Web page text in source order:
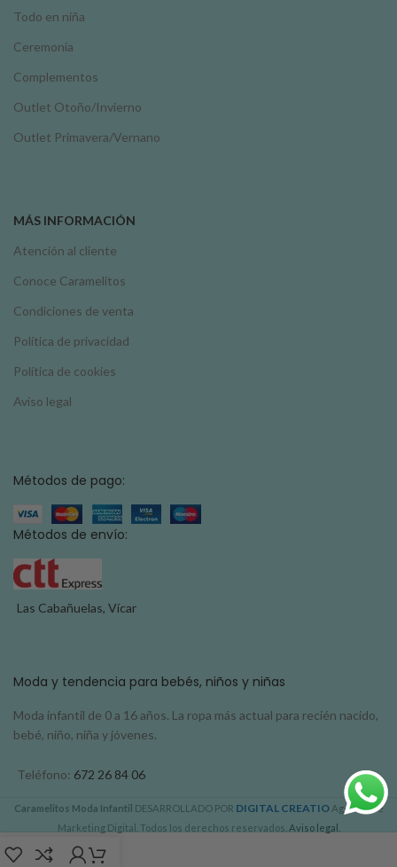
Todo en niña
Ceremonia
Complementos
Outlet Otoño/Invierno
Outlet Primavera/Vernano
MÁS INFORMACIÓN
Atención al cliente
Conoce Caramelitos
Condiciones de venta
Política de privacidad
Política de cookies
Aviso legal
Métodos de pago:
Métodos de envío:
Las Cabañuelas, Vícar
Moda y tendencia para bebés, niños y niñas
Moda infantil de 0 a 16 años. La ropa más actual para recién nacido,
bebé, niño, niña y jóvenes.
Teléfono: 672 26 84 06
Caramelitos Moda Infantil DESARROLLADO POR DIGITAL CREATIOAgencia de
Marketing Digital. Todos los derechos reservados. Aviso legal.